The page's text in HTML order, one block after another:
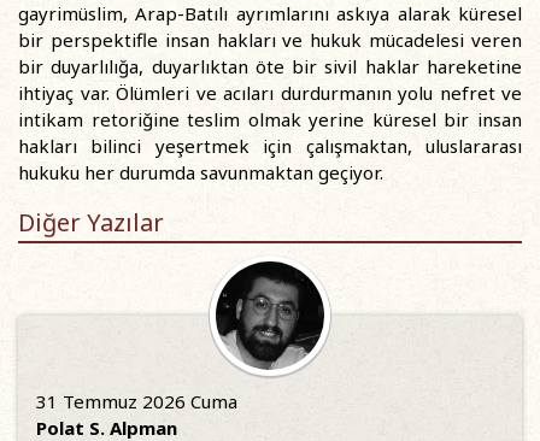
gayrimüslim, Arap-Batılı ayrımlarını askıya alarak küresel
bir perspektifle insan hakları ve hukuk mücadelesi veren
bir duyarlılığa, duyarlıktan öte bir sivil haklar hareketine
ihtiyaç var. Ölümleri ve acıları durdurmanın yolu nefret ve
intikam retoriğine teslim olmak yerine küresel bir insan
hakları bilinci yeşertmek için çalışmaktan, uluslararası
hukuku her durumda savunmaktan geçiyor.
Diğer Yazılar
31 Temmuz 2026 Cuma
Polat S. Alpman